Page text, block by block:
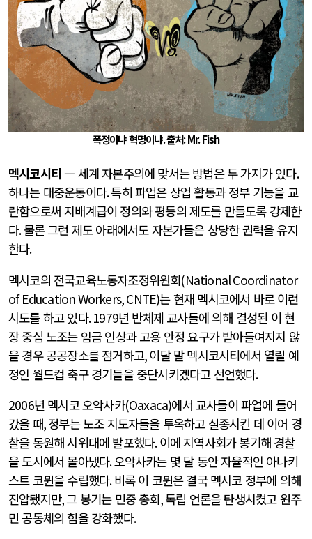
폭정이냐 혁명이냐.출처: Mr. Fish
멕시코시티— 세계 자본주의에 맞서는 방법은 두 가지가 있다.
하나는 대중운동이다.특히 파업은 상업 활동과 정부 기능을 교
란함으로써 지배계급이 정의와 평등의 제도를 만들도록 강제한
다.물론 그런 제도 아래에서도 자본가들은 상당한 권력을 유지
한다.
멕시코의 전국교육노동자조정위원회(National Coordinator
of Education Workers, CNTE)는 현재 멕시코에서 바로 이런
시도를 하고 있다. 1979년 반체제 교사들에 의해 결성된 이 현
장 중심 노조는 임금 인상과 고용 안정 요구가 받아들여지지 않
을 경우 공공장소를 점거하고,이달 말 멕시코시티에서 열릴 예
정인 월드컵 축구 경기들을 중단시키겠다고 선언했다.
2006년 멕시코 오악사카(Oaxaca)에서 교사들이 파업에 들어
갔을 때,정부는 노조 지도자들을 투옥하고 실종시킨 데 이어 경
찰을 동원해 시위대에 발포했다.이에 지역사회가 봉기해 경찰
을 도시에서 몰아냈다.오악사카는 몇 달 동안 자율적인 아나키
스트 코뮌을 수립했다.비록 이 코뮌은 결국 멕시코 정부에 의해
진압됐지만,그 봉기는 민중 총회,독립 언론을 탄생시켰고 원주
민 공동체의 힘을 강화했다.